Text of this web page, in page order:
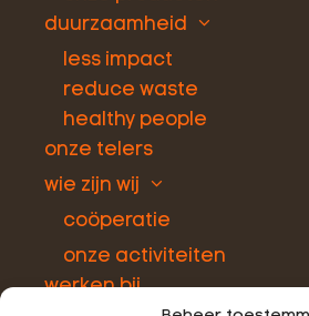
duurzaamheid
less impact
reduce waste
healthy people
onze telers
wie zijn wij
coöperatie
onze activiteiten
werken bij